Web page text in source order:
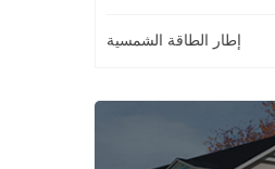
إطار الطاقة الشمسية